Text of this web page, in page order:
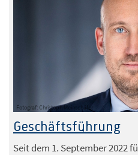
Fotograf: Christoph Meinschäfer
Geschäftsführung
Seit dem 1. September 2022